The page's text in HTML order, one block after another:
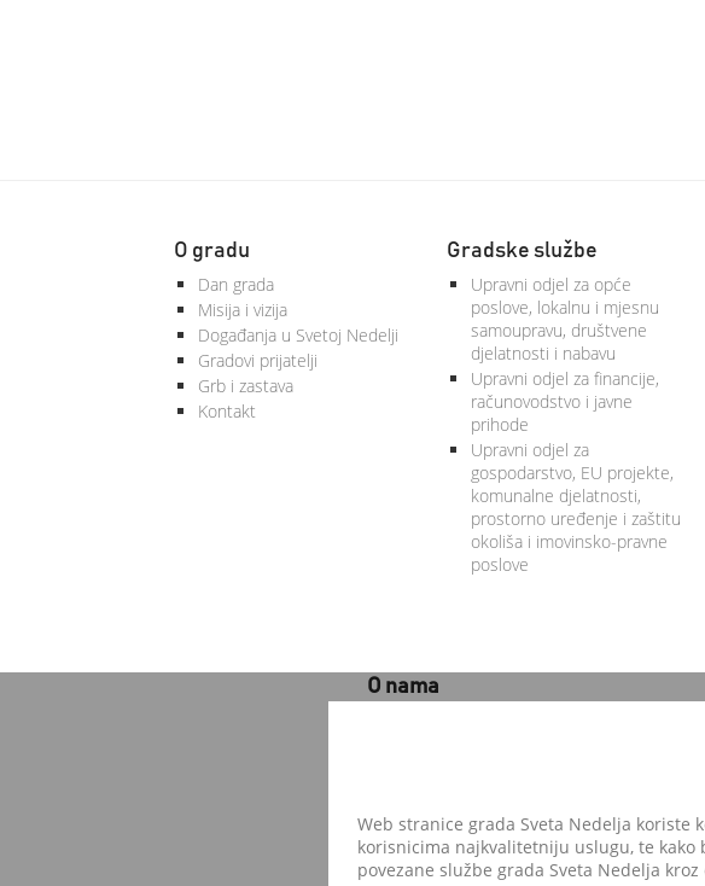
O gradu
Dan grada
Misija i vizija
Događanja u Svetoj Nedelji
Gradovi prijatelji
Grb i zastava
Kontakt
Gradske službe
Upravni odjel za opće
poslove, lokalnu i mjesnu
samoupravu, društvene
djelatnosti i nabavu
Upravni odjel za financije,
računovodstvo i javne
prihode
Upravni odjel za
gospodarstvo, EU projekte,
komunalne djelatnosti,
prostorno uređenje i zaštitu
okoliša i imovinsko-pravne
poslove
O nama
OIB: 24436052952
e-mail:ured@grad-svetanedelja.hr
Web stranice grada Sveta Nedelja koriste
korisnicima najkvalitetniju uslugu, te kako
povezane službe grada Sveta Nedelja